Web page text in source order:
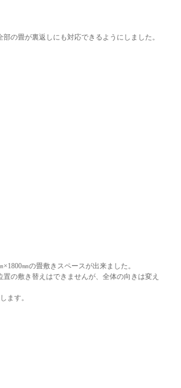
の畳が裏返しにも対応できるようにしました。
㎜の畳敷きスペースが出来ました。
の敷き替えはできませんが、全体の向きは変え
ます。